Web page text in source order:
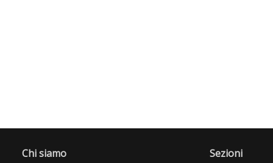
Chi siamo Sezioni